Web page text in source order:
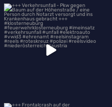
+++ Verkehrsunfall - Pkw gegen
Baum auf der